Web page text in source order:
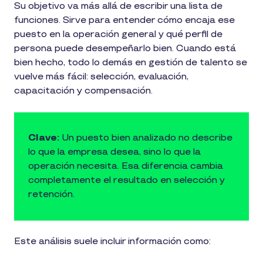
Su objetivo va más allá de escribir una lista de
funciones. Sirve para entender cómo encaja ese
puesto en la operación general y qué perfil de
persona puede desempeñarlo bien. Cuando está
bien hecho, todo lo demás en gestión de talento se
vuelve más fácil: selección, evaluación,
capacitación y compensación.
Clave: Un puesto bien analizado no describe
lo que la empresa desea, sino lo que la
operación necesita. Esa diferencia cambia
completamente el resultado en selección y
retención.
Este análisis suele incluir información como: